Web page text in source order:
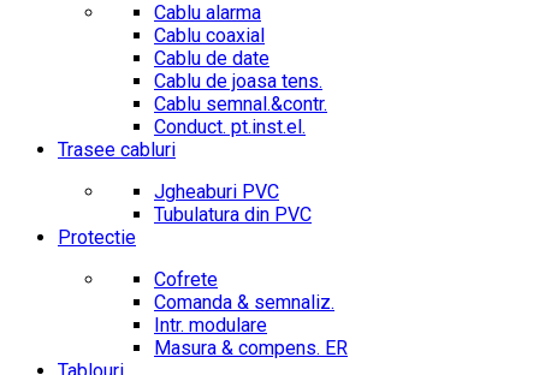
Cablu alarma
Cablu coaxial
Cablu de date
Cablu de joasa tens.
Cablu semnal.&contr.
Conduct. pt.inst.el.
Trasee cabluri
Jgheaburi PVC
Tubulatura din PVC
Protectie
Cofrete
Comanda & semnaliz.
Intr. modulare
Masura & compens. ER